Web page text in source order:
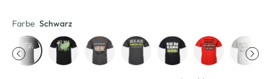
Farbe Schwarz